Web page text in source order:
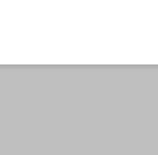
über alle anderen Kanäle